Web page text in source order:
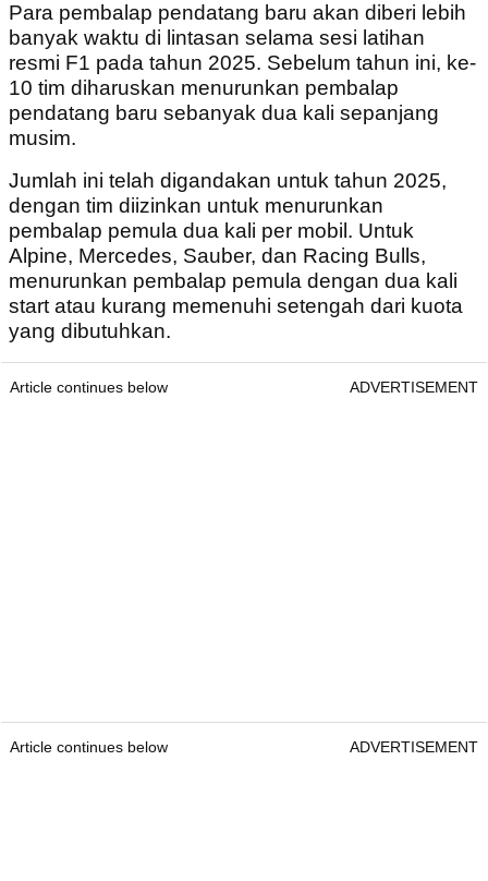
Para pembalap pendatang baru akan diberi lebih
banyak waktu di lintasan selama sesi latihan
resmi F1 pada tahun 2025. Sebelum tahun ini, ke-
10 tim diharuskan menurunkan pembalap
pendatang baru sebanyak dua kali sepanjang
musim.
Jumlah ini telah digandakan untuk tahun 2025,
dengan tim diizinkan untuk menurunkan
pembalap pemula dua kali per mobil. Untuk
Alpine, Mercedes, Sauber, dan Racing Bulls,
menurunkan pembalap pemula dengan dua kali
start atau kurang memenuhi setengah dari kuota
yang dibutuhkan.
Article continues below ADVERTISEMENT
Article continues below ADVERTISEMENT